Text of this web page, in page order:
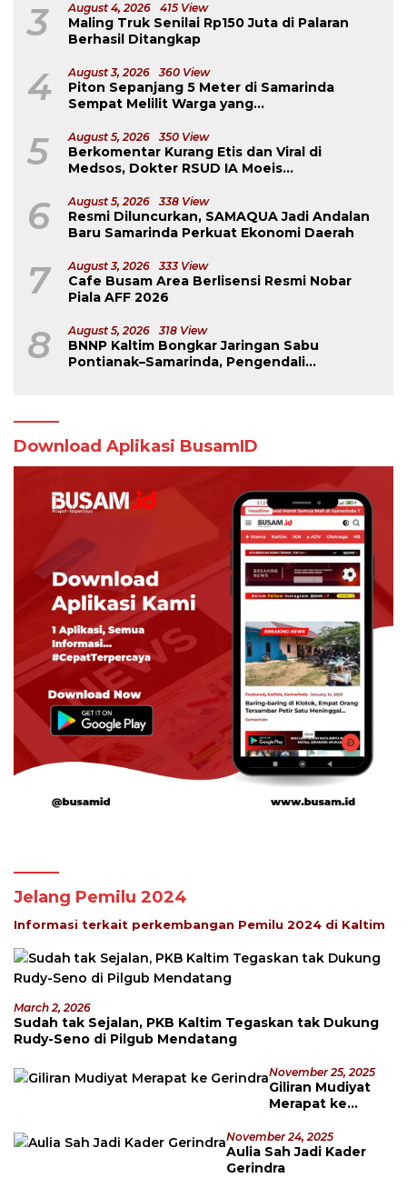
3 August 4, 2026 415 View
Maling Truk Senilai Rp150 Juta di Palaran
Berhasil Ditangkap
4 August 3, 2026 360 View
Piton Sepanjang 5 Meter di Samarinda
Sempat Melilit Warga yang
5 August 5, 2026 350 View
Berkomentar Kurang Etis dan Viral di
Medsos, Dokter RSUD IA Moeis
6 August 5, 2026 338 View
Resmi Diluncurkan, SAMAQUA Jadi Andalan
Baru Samarinda Perkuat Ekonomi Daerah
7 August 3, 2026 333 View
Cafe Busam Area Berlisensi Resmi Nobar
Piala AFF 2026
8 August 5, 2026 318 View
BNNP Kaltim Bongkar Jaringan Sabu
Pontianak–Samarinda, Pengendali
Download Aplikasi BusamID
Jelang Pemilu 2024
Informasi terkait perkembangan Pemilu 2024 di Kaltim
March 2, 2026
Sudah tak Sejalan, PKB Kaltim Tegaskan tak Dukung
Rudy-Seno di Pilgub Mendatang
November 25, 2025
Giliran Mudiyat
Merapat ke
November 24, 2025
Aulia Sah Jadi Kader
Gerindra